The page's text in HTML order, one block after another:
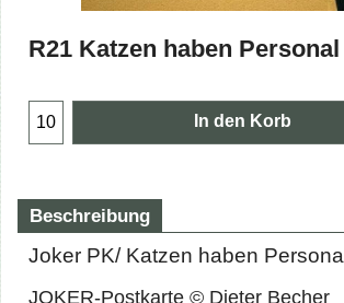
R21 Katzen haben Personal
In den Korb
Beschreibung
Joker PK/ Katzen haben
JOKER-Postkarte © Dieter Becher